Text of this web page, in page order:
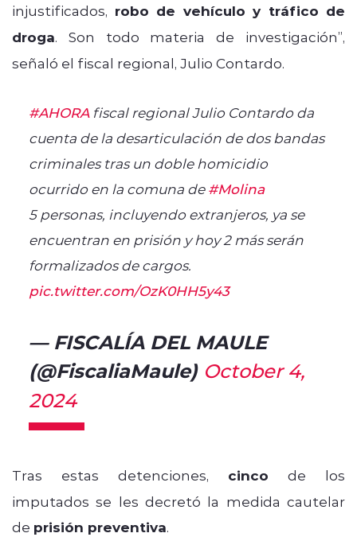
injustificados, robo de vehículo y tráfico de
droga. Son todo materia de investigación”,
señaló el fiscal regional, Julio Contardo.
#AHORAfiscal regional Julio Contardo da
cuenta de la desarticulación de dos bandas
criminales tras un doble homicidio
ocurrido en la comuna de#Molina
5 personas, incluyendo extranjeros, ya se
encuentran en prisión y hoy 2 más serán
formalizados de cargos.
pic.twitter.com/OzK0HH5y43
— FISCALÍA DEL MAULE
(@FiscaliaMaule) October 4,
2024
Tras estas detenciones, cinco de los
imputados se les decretó la medida cautelar
de prisión preventiva.